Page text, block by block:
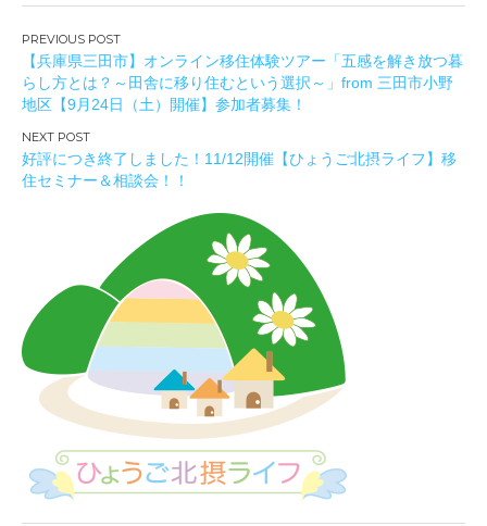
投
稿
ナ
ビ
ゲ
ー
【兵庫県三田市】オンライン移住体験ツアー「五感を解き放つ暮
らし方とは？～田舎に移り住むという選択～」from 三田市小野
地区【9月24日（土）開催】参加者募集！
好評につき終了しました！11/12開催【ひょうご北摂ライフ】移
住セミナー＆相談会！！